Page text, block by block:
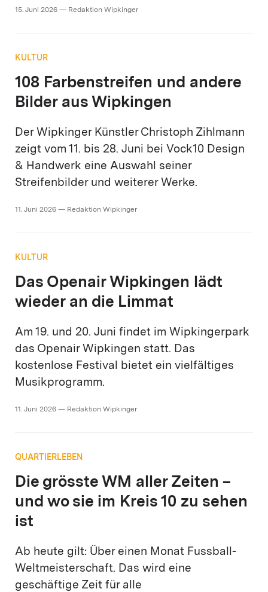
15. Juni 2026 — Redaktion Wipkinger
KULTUR
108 Farbenstreifen und andere
Bilder aus Wipkingen
Der Wipkinger Künstler Christoph Zihlmann
zeigt vom 11. bis 28. Juni bei Vock10 Design
& Handwerk eine Auswahl seiner
Streifenbilder und weiterer Werke.
11. Juni 2026 — Redaktion Wipkinger
KULTUR
Das Openair Wipkingen lädt
wieder an die Limmat
Am 19. und 20. Juni findet im Wipkingerpark
das Openair Wipkingen statt. Das
kostenlose Festival bietet ein vielfältiges
Musikprogramm.
11. Juni 2026 — Redaktion Wipkinger
QUARTIERLEBEN
Die grösste WM aller Zeiten –
und wo sie im Kreis 10 zu sehen
ist
Ab heute gilt: Über einen Monat Fussball-
Weltmeisterschaft. Das wird eine
geschäftige Zeit für alle